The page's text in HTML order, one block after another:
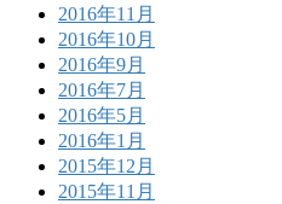
2016年11月
2016年10月
2016年9月
2016年7月
2016年5月
2016年1月
2015年12月
2015年11月